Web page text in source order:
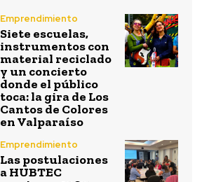
Emprendimiento
Siete escuelas,
instrumentos con
material reciclado
y un concierto
donde el público
toca: la gira de Los
Cantos de Colores
en Valparaíso
Emprendimiento
Las postulaciones
a HUBTEC